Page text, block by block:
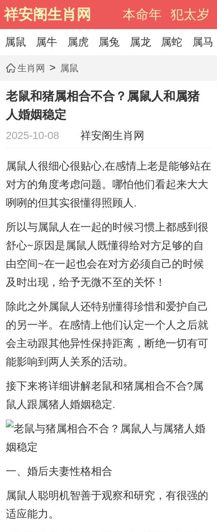
祥安阁生肖网 本命年 犯太岁
属鼠 属牛 属虎 属兔 属龙 属蛇 属马
生肖网 > 属鼠
老鼠和猪属相合不合？属鼠人和属猪
人婚姻稳定
2025-10-08 祥安阁生肖网
属鼠人很细心很贴心,在感情上老是能够站在
对方的角度考虑问题。哪怕他们看起来大大
咧咧的但其实很懂得照顾人.
所以与属鼠人在一起的时候习惯上都感到很
舒心~原因是属鼠人既懂得给对方足够的自
由空间~在一起也会在对方必须自己的时候
及时出现，给予无微不至的关怀！
除此之外属鼠人还特别懂得珍惜和爱护自己
的另一半。在感情上他们认定一个人之后就
会主动跟其他异性保持距离，断绝一切有可
能影响到两人关系的活动。
接下来将详细讲解老鼠和猪属相合不合?属
鼠人跟属猪人婚姻稳定.
一、婚后夫妻性格相合
属鼠人聪明机智善于观察和研究，有很强的
适应能力。